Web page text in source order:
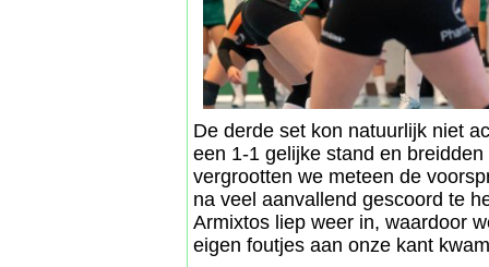
De derde set kon natuurlijk niet
een 1-1 gelijke stand en
vergrootten we meteen de
na veel aanvallend gescoord te
Armixtos liep weer in, waardoor
eigen foutjes aan onze kant